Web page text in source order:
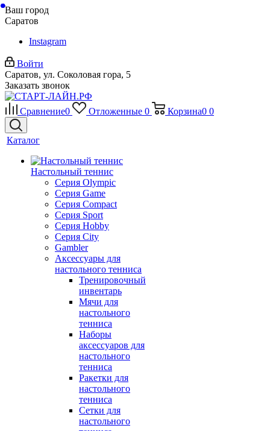
Ваш город
Саратов
Instagram
Войти
Саратов, ул. Соколовая гора, 5
Заказать звонок
Сравнение0 Отложенные 0 Корзина0 0
Каталог
Настольный теннис
Серия Olympic
Серия Game
Серия Compact
Серия Sport
Серия Hobby
Серия City
Gambler
Аксессуары для
настольного тенниса
Тренировочный
инвентарь
Мячи для
настольного
тенниса
Наборы
аксессуаров для
настольного
тенниса
Ракетки для
настольного
тенниса
Сетки для
настольного